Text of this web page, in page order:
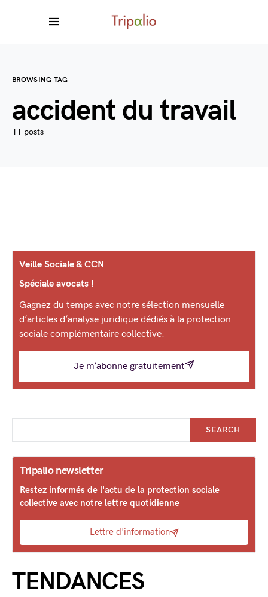
BROWSING TAG
accident du travail
11 posts
Veille Sociale & CCN
Spéciale avocats !
Gagnez du temps avec notre sélection mensuelle
d’articles d’analyse juridique dédiés à la protection
sociale complémentaire collective.
Je m’abonne gratuitement
SEARCH
Tripalio newsletter
Restez informés de l'actu de la protection sociale
collective avec notre lettre quotidienne
Lettre d'information
TENDANCES